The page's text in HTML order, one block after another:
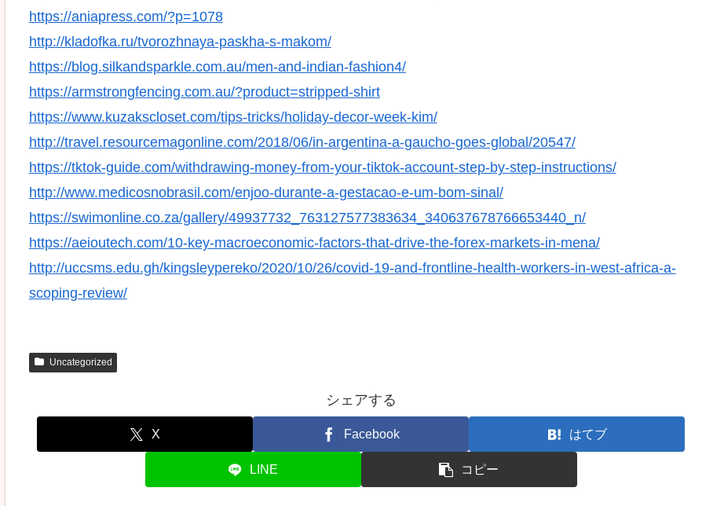
https://aniapress.com/?p=1078
http://kladofka.ru/tvorozhnaya-paskha-s-makom/
https://blog.silkandsparkle.com.au/men-and-indian-fashion4/
https://armstrongfencing.com.au/?product=stripped-shirt
https://www.kuzakscloset.com/tips-tricks/holiday-decor-week-kim/
http://travel.resourcemagonline.com/2018/06/in-argentina-a-gaucho-goes-global/20547/
https://tktok-guide.com/withdrawing-money-from-your-tiktok-account-step-by-step-instructions/
http://www.medicosnobrasil.com/enjoo-durante-a-gestacao-e-um-bom-sinal/
https://swimonline.co.za/gallery/49937732_763127577383634_340637678766653440_n/
https://aeioutech.com/10-key-macroeconomic-factors-that-drive-the-forex-markets-in-mena/
http://uccsms.edu.gh/kingsleypereko/2020/10/26/covid-19-and-frontline-health-workers-in-west-africa-a-
scoping-review/
Uncategorized
シェアする
X Facebook はてブ
LINE コピー